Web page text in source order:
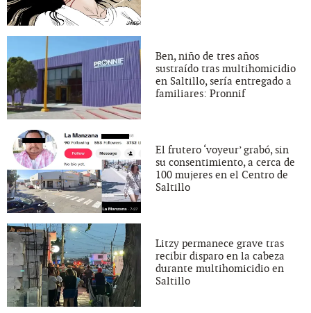
Ben, niño de tres años
sustraído tras multihomicidio
en Saltillo, sería entregado a
familiares: Pronnif
El frutero ‘voyeur’ grabó, sin
su consentimiento, a cerca de
100 mujeres en el Centro de
Saltillo
Litzy permanece grave tras
recibir disparo en la cabeza
durante multihomicidio en
Saltillo